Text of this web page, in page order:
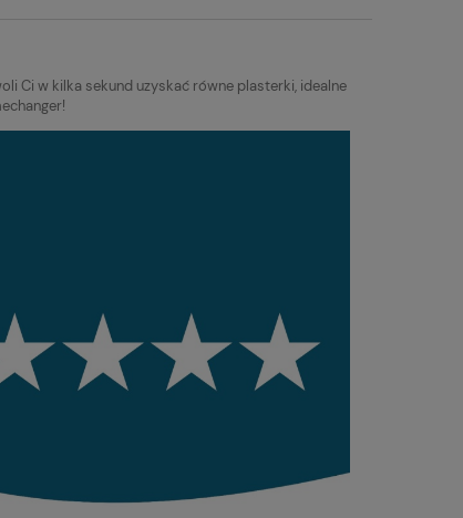
Ci w kilka sekund uzyskać równe plasterki, idealne